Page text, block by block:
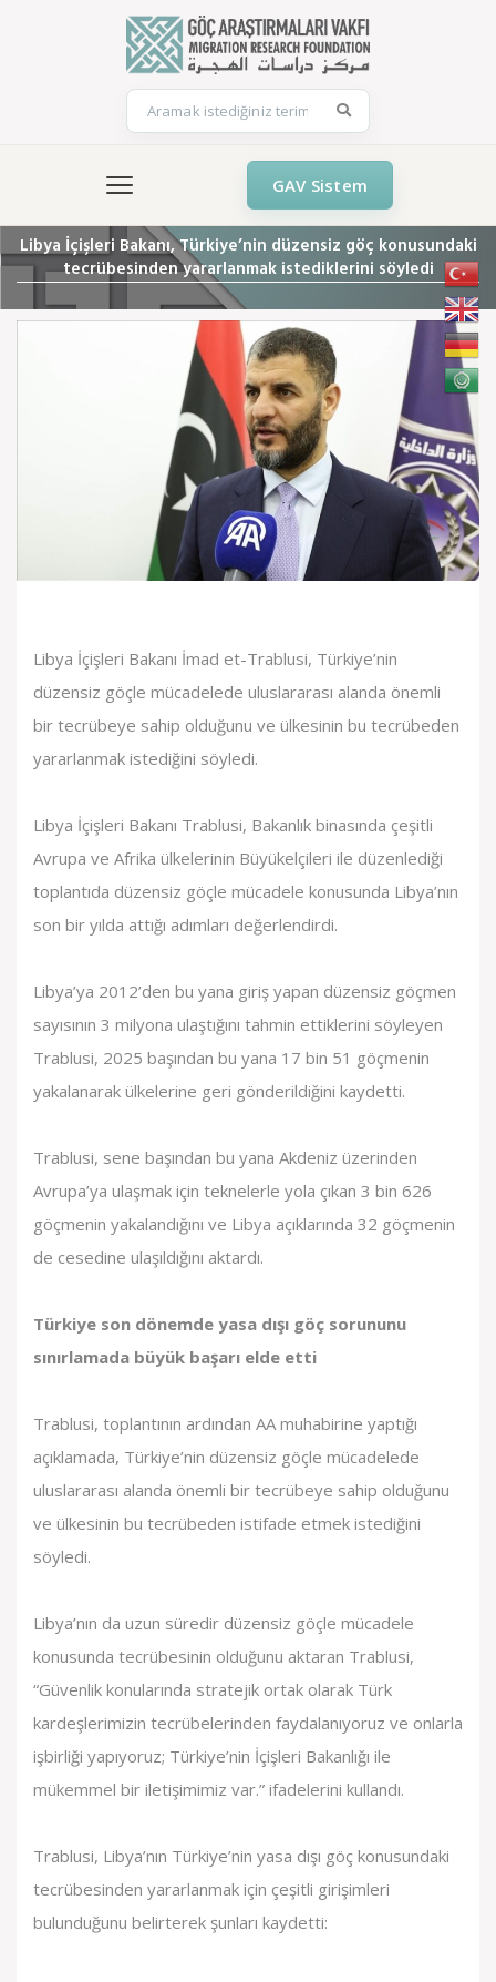
GAV Sistem
Libya İçişleri Bakanı, Türkiye’nin düzensiz göç konusundaki
tecrübesinden yararlanmak istediklerini söyledi
Libya İçişleri Bakanı İmad et-Trablusi, Türkiye’nin
düzensiz göçle mücadelede uluslararası alanda önemli
bir tecrübeye sahip olduğunu ve ülkesinin bu tecrübeden
yararlanmak istediğini söyledi.
Libya İçişleri Bakanı Trablusi, Bakanlık binasında çeşitli
Avrupa ve Afrika ülkelerinin Büyükelçileri ile düzenlediği
toplantıda düzensiz göçle mücadele konusunda Libya’nın
son bir yılda attığı adımları değerlendirdi.
Libya’ya 2012’den bu yana giriş yapan düzensiz göçmen
sayısının 3 milyona ulaştığını tahmin ettiklerini söyleyen
Trablusi, 2025 başından bu yana 17 bin 51 göçmenin
yakalanarak ülkelerine geri gönderildiğini kaydetti.
Trablusi, sene başından bu yana Akdeniz üzerinden
Avrupa’ya ulaşmak için teknelerle yola çıkan 3 bin 626
göçmenin yakalandığını ve Libya açıklarında 32 göçmenin
de cesedine ulaşıldığını aktardı.
Türkiye son dönemde yasa dışı göç sorununu
sınırlamada büyük başarı elde etti
Trablusi, toplantının ardından AA muhabirine yaptığı
açıklamada, Türkiye’nin düzensiz göçle mücadelede
uluslararası alanda önemli bir tecrübeye sahip olduğunu
ve ülkesinin bu tecrübeden istifade etmek istediğini
söyledi.
Libya’nın da uzun süredir düzensiz göçle mücadele
konusunda tecrübesinin olduğunu aktaran Trablusi,
“Güvenlik konularında stratejik ortak olarak Türk
kardeşlerimizin tecrübelerinden faydalanıyoruz ve onlarla
işbirliği yapıyoruz; Türkiye’nin İçişleri Bakanlığı ile
mükemmel bir iletişimimiz var.” ifadelerini kullandı.
Trablusi, Libya’nın Türkiye’nin yasa dışı göç konusundaki
tecrübesinden yararlanmak için çeşitli girişimleri
bulunduğunu belirterek şunları kaydetti: